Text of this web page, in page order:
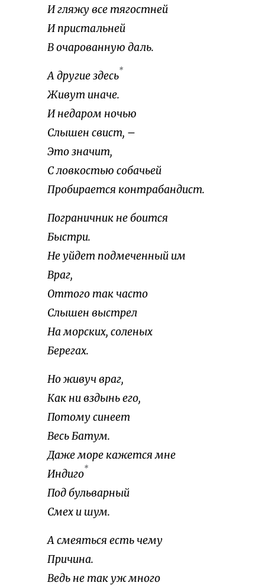
И гляжу все тягостней
И пристальней
В очарованную даль.
А другие здесь*
Живут иначе.
И недаром ночью
Слышен свист, –
Это значит,
С ловкостью собачьей
Пробирается контрабандист.
Пограничник не боится
Быстри.
Не уйдет подмеченный им
Враг,
Оттого так часто
Слышен выстрел
На морских, соленых
Берегах.
Но живуч враг,
Как ни вздынь его,
Потому синеет
Весь Батум.
Даже море кажется мне
Индиго*
Под бульварный
Смех и шум.
А смеяться есть чему
Причина.
Ведь не так уж много